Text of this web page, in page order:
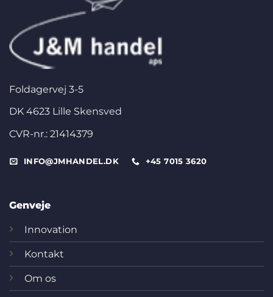
Foldagervej 3-5
DK 4623 Lille Skensved
CVR-nr.: 21414379
INFO@JMHANDEL.DK +45 7015 3620
Genveje
Innovation
Kontakt
Om os